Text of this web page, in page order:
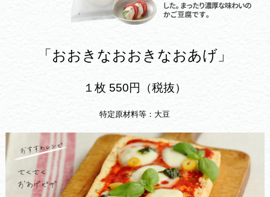
「おおきなおおきなおあげ」
１枚 550円（税抜）
特定原材料等：大豆